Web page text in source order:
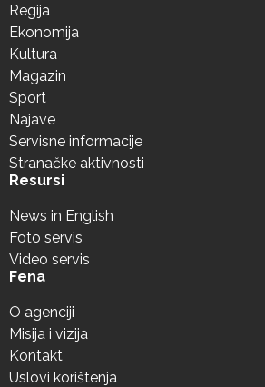
Regija
Ekonomija
Kultura
Magazin
Sport
Najave
Servisne informacije
Stranačke aktivnosti
Resursi
News in English
Foto servis
Video servis
Fena
O agenciji
Misija i vizija
Kontakt
Uslovi korištenja